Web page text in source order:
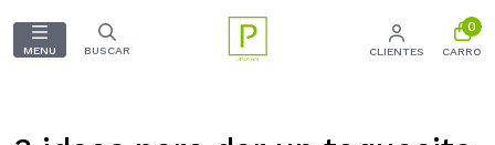
MENU BUSCAR CLIENTES
0
CARRO